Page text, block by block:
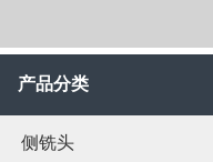
产品分类
侧铣头